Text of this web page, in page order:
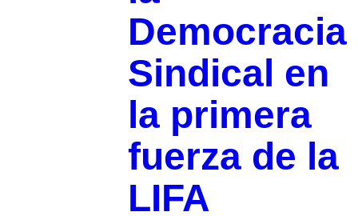
Democracia
Sindical en
la primera
fuerza de la
LIFA